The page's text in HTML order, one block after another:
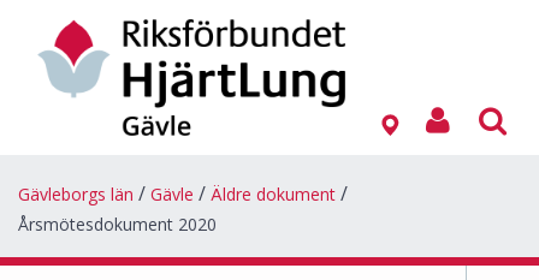
Gävleborgs län Gävle
Äldre dokument
Årsmötesdokument 2020